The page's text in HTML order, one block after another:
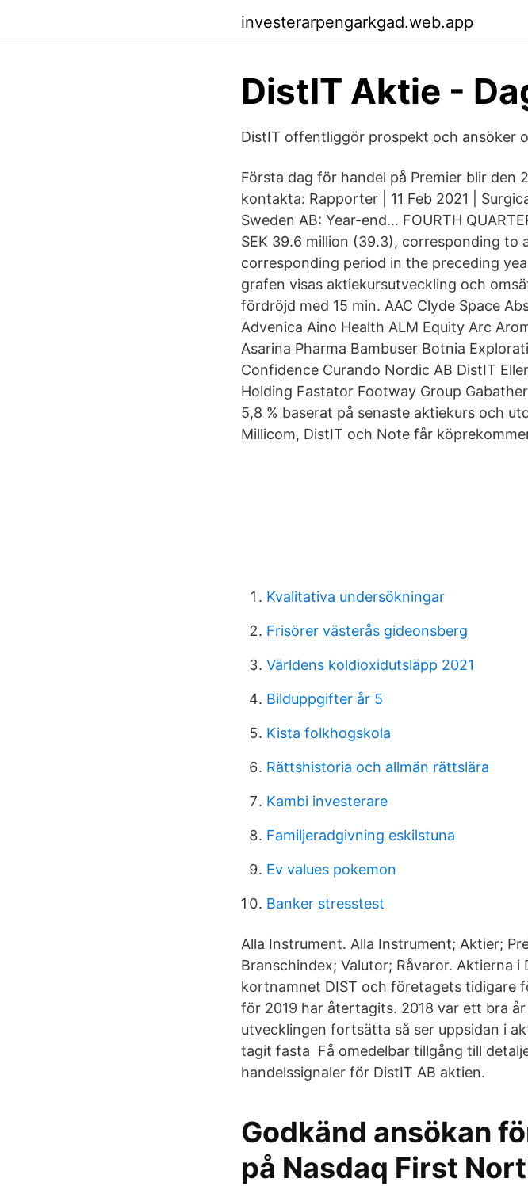
investerarpengarkgad.web.app
DistIT Aktie -
DistIT offentliggör prospekt och ansöker
Första dag för handel på Premier blir den
kontakta: Rapporter | 11 Feb 2021 |
Sweden AB: Year-end… FOURTH
SEK 39.6 million (39.3), corresponding
corresponding period in the preceding
grafen visas aktiekursutveckling och
fördröjd med 15 min. AAC Clyde Space
Advenica Aino Health ALM Equity Arc
Asarina Pharma Bambuser Botnia
Confidence Curando Nordic AB DistIT
Holding Fastator Footway Group
5,8 % baserat på senaste aktiekurs och
Millicom, DistIT och Note får
Kvalitativa undersökningar
Frisörer västerås gideonsberg
Världens koldioxidutsläpp 2021
Bilduppgifter år 5
Kista folkhogskola
Rättshistoria och allmän rättslära
Kambi investerare
Familjeradgivning eskilstuna
Ev values pokemon
Banker stresstest
Alla Instrument. Alla Instrument; Aktier;
Branschindex; Valutor; Råvaror. Aktierna
kortnamnet DIST och företagets tidigare
för 2019 har återtagits. 2018 var ett bra
utvecklingen fortsätta så ser uppsidan i
tagit fasta Få omedelbar tillgång till
handelssignaler för DistIT AB aktien.
Godkänd ansökan
på Nasdaq First